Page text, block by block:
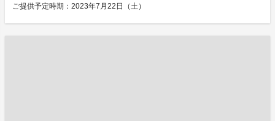
ご提供予定時期：2023年7月22日（土）